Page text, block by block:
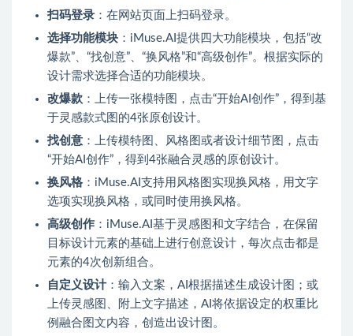
扫码登录 ：在网站页面上扫码登录。
选择功能模块 ：iMuse.AI提供四大功能模块，包括“改
爆款”、“找创意”、“换风格”和“高级创作”。根据实际的
设计需求选择合适的功能模块。
改爆款 ：上传一张模特图，点击“开始AI创作”，得到基
于灵感款式图的4张原创设计。
找创意 ：上传模特图、风格图或者设计细节图，点击
“开始AI创作”，得到4张融合灵感的原创设计。
换风格 ：iMuse.AI支持用风格图实现换风格，用文字
选项实现换风格，或同时使用换风格。
高级创作 ：iMuse.AI基于灵感图和文字结合，在保留
目标设计元素的基础上进行创意设计，每次点击都是
元素的4次创新组合。
自定义设计：输入文案，AI根据描述生成设计图；或
上传灵感图、附上文字描述，AI将依据设定的权重比
例融合图文内容，创造出设计图。